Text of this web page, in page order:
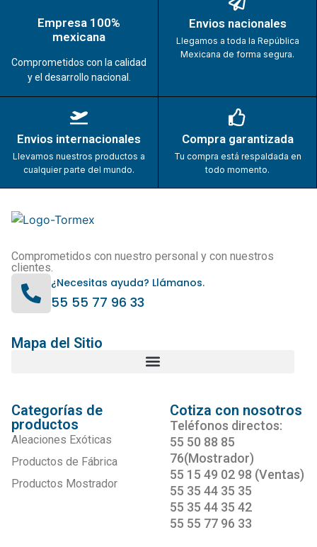
Empresa 100%
mexicana
Comprometidos con la calidad
y el desarrollo nacional.
Envios nacionales
Llegamos a toda la República
Mexicana de forma segura.
Envios internacionales
Llevamos nuestros productos a
cualquier parte del mundo.
Compra garantizada
Tu compra está respaldada en
todo momento.
Comprometidos con nuestro personal y con nuestros
clientes.
¿Necesitas ayuda? Llámanos.
55 55 77 96 33
Mapa del Sitio
Categorías de
productos
Aleaciones Exóticas
Productos de Fábrica
Productos Mostrador
Cotiza con nosotros
Teléfonos directos:
55 50 88 85
76(Mostrador)
55 15 49 02 98 (Ventas)
55 35 44 35 35
55 35 44 35 42
55 55 77 96 33